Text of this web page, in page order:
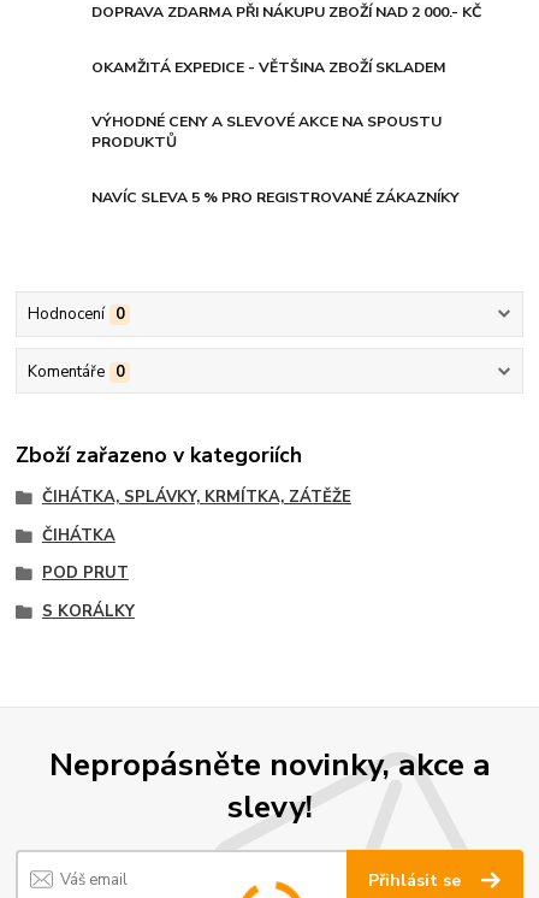
DOPRAVA ZDARMA PŘI NÁKUPU ZBOŽÍ NAD 2 000.- KČ
OKAMŽITÁ EXPEDICE - VĚTŠINA ZBOŽÍ SKLADEM
VÝHODNÉ CENY A SLEVOVÉ AKCE NA SPOUSTU
PRODUKTŮ
NAVÍC SLEVA 5 % PRO REGISTROVANÉ ZÁKAZNÍKY
Hodnocení 0
Komentáře 0
Zboží zařazeno v kategoriích
ČIHÁTKA, SPLÁVKY, KRMÍTKA, ZÁTĚŽE
ČIHÁTKA
POD PRUT
S KORÁLKY
Nepropásněte novinky, akce a
slevy!
Přihlásit se